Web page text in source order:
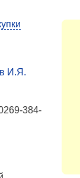
И.Я.
384-